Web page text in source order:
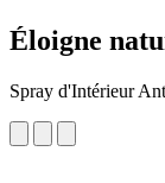
Éloigne
Spray d'Intérieur